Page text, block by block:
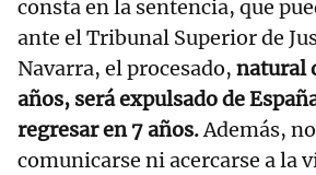
consta en la sentencia, que
ante el Tribunal Superior de
Navarra, el procesado, natural
años, será expulsado de
regresar en 7 años.Además,
comunicarse ni acercarse a la